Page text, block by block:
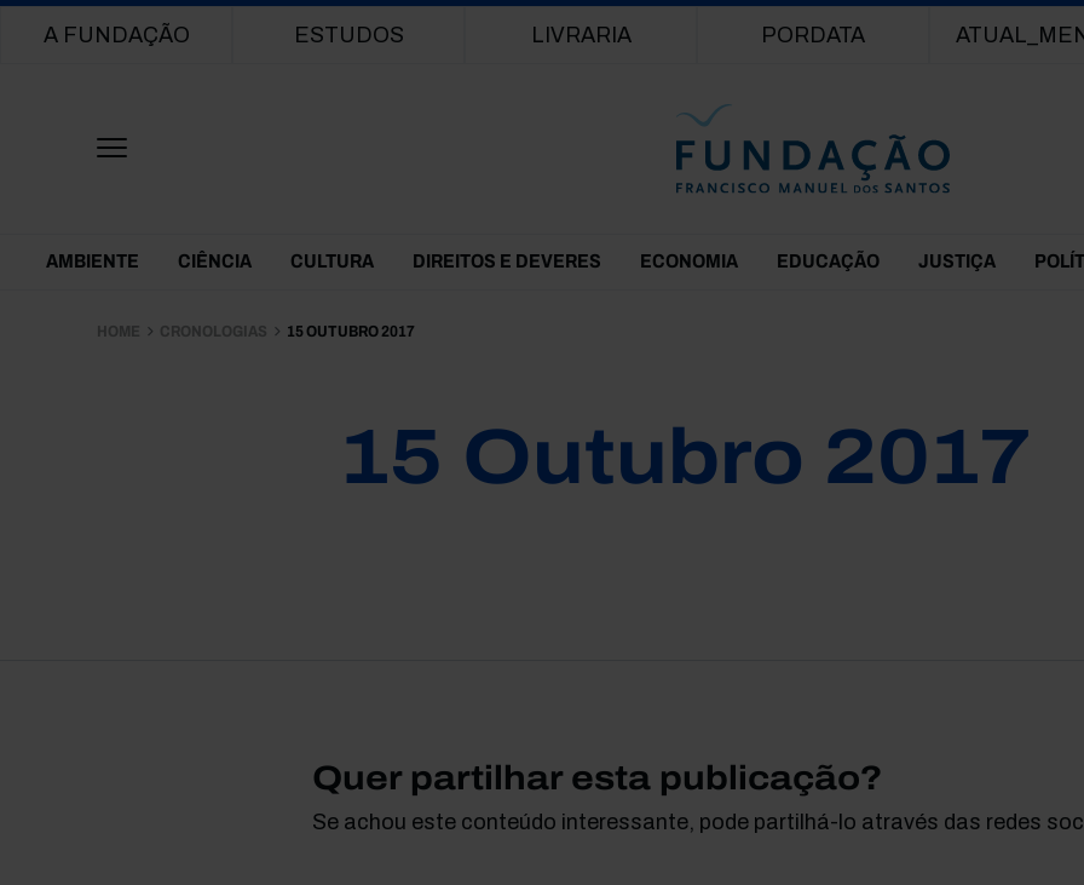
Main navigation
A FUNDAÇÃO ESTUDOS LIVRARIA PORDATA
Themes Menu
AMBIENTE CIÊNCIA CULTURA DIREITOS E DEVERES ECONOMIA EDUCAÇÃO JUSTIÇA
HOME CRONOLOGIAS 15 OUTUBRO 2017
15 Outubro 2017
Quer partilhar esta publicação?
Se achou este conteúdo interessante, pode partilhá-lo através das redes